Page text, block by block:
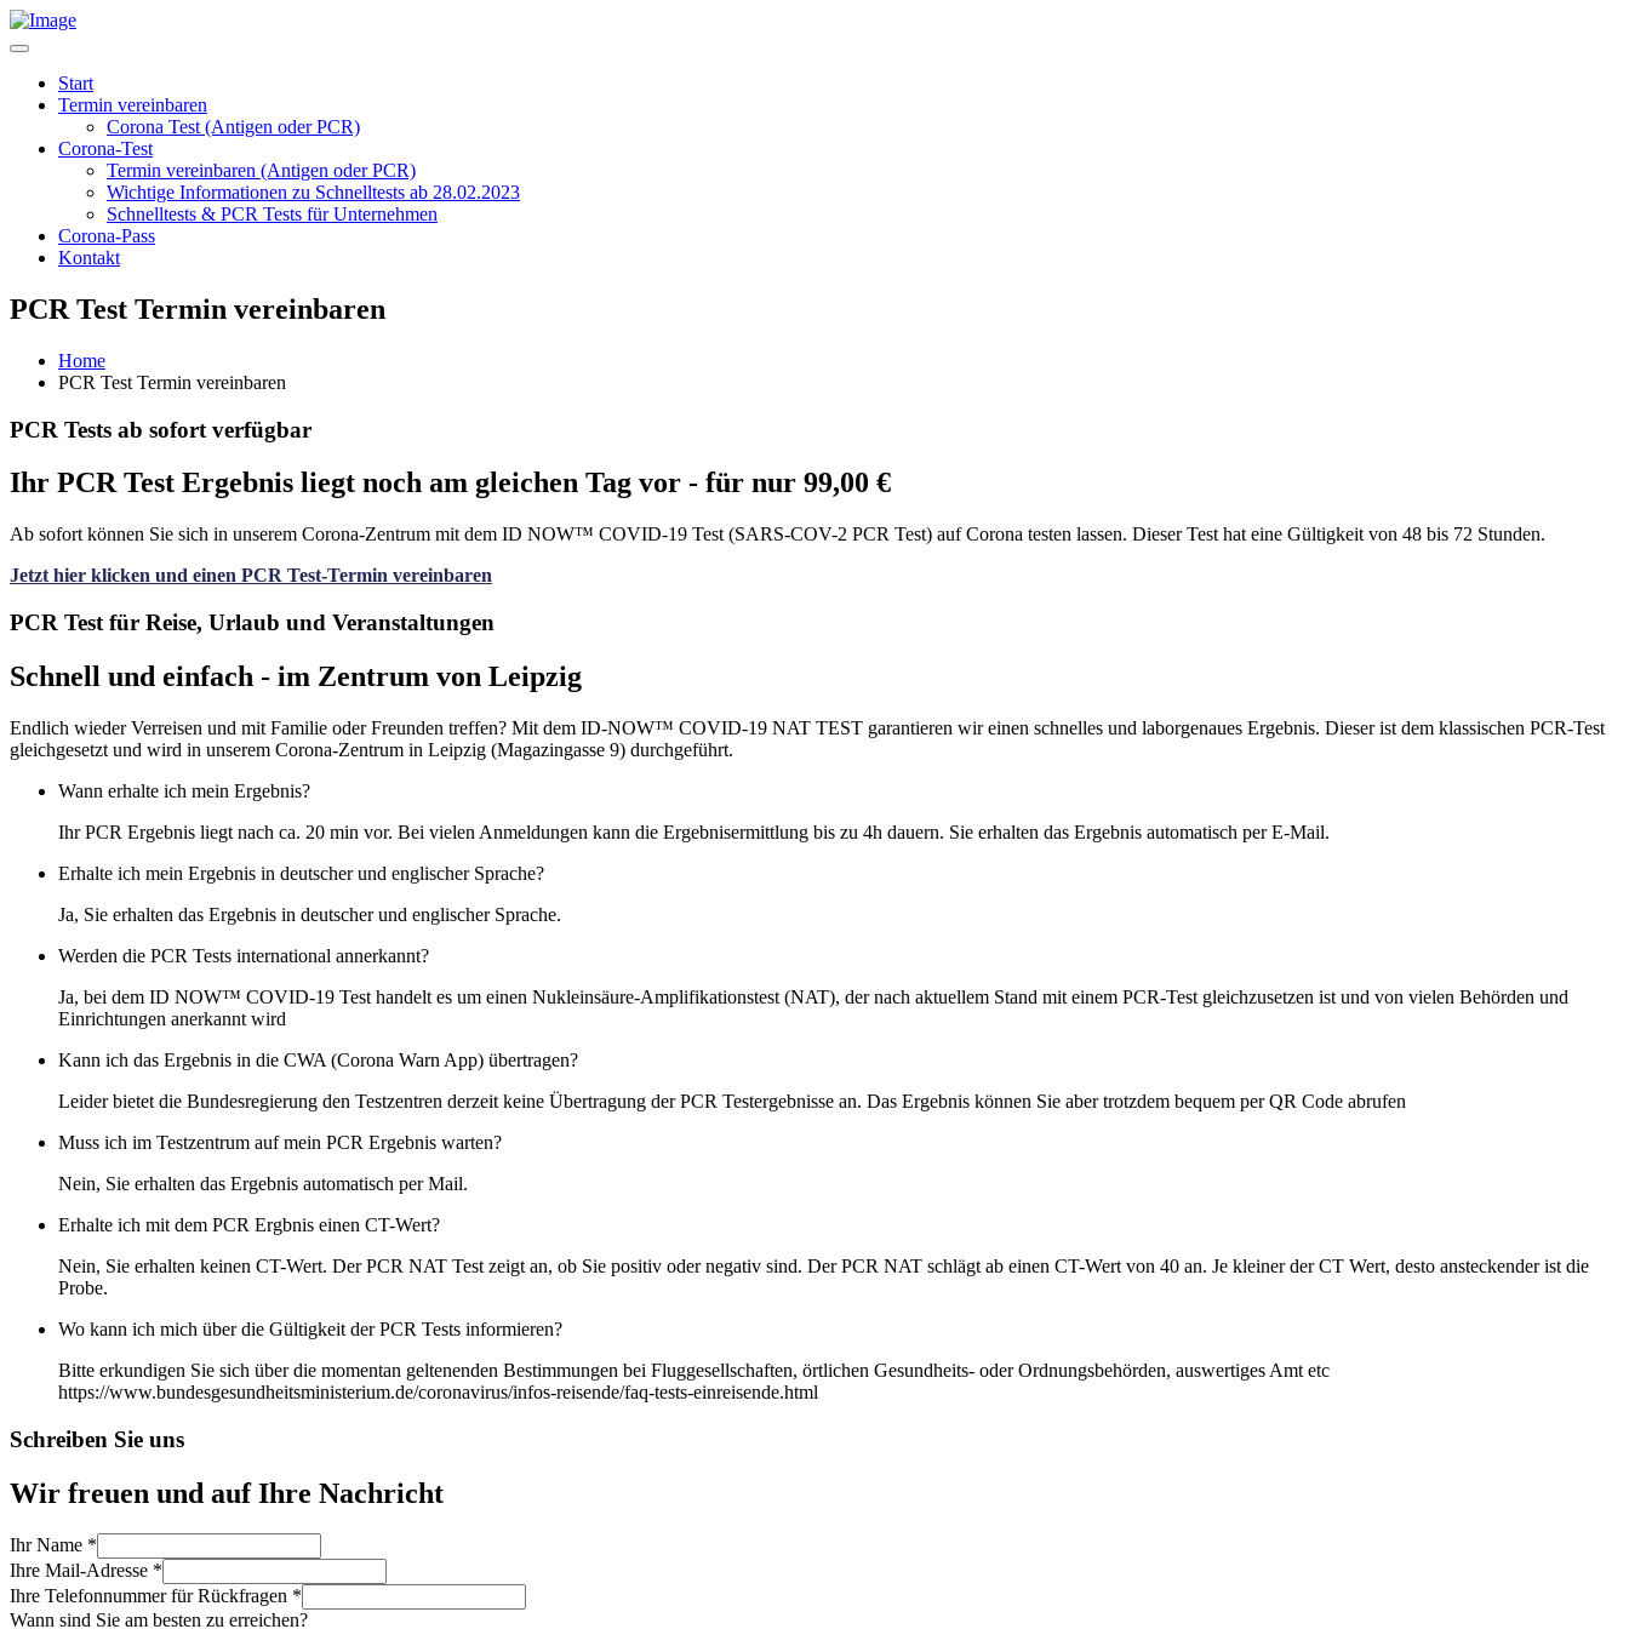
Start
Termin vereinbaren
Corona Test (Antigen oder PCR)
Corona-Test
Termin vereinbaren (Antigen oder PCR)
Wichtige Informationen zu Schnelltests ab 28.02.2023
Schnelltests & PCR Tests für Unternehmen
Corona-Pass
Kontakt
PCR Test Termin vereinbaren
Home
PCR Test Termin vereinbaren
PCR Tests ab sofort verfügbar
Ihr PCR Test Ergebnis liegt noch am gleichen Tag vor - für nur 99,00 €
Ab sofort können Sie sich in unserem Corona-Zentrum mit dem ID NOW™ COVID-19 Test (SARS-COV-2 PCR Test) auf Corona testen lassen. Dieser Test hat eine Gültigkeit von 48 bis 72 Stunden.
Jetzt hier klicken und einen PCR Test-Termin vereinbaren
PCR Test für Reise, Urlaub und Veranstaltungen
Schnell und einfach - im Zentrum von Leipzig
Endlich wieder Verreisen und mit Familie oder Freunden treffen? Mit dem ID-NOW™ COVID-19 NAT TEST garantieren wir einen schnelles und laborgenaues Ergebnis. Dieser ist dem klassischen PCR-Test
gleichgesetzt und wird in unserem Corona-Zentrum in Leipzig (Magazingasse 9) durchgeführt.
Wann erhalte ich mein Ergebnis?
Ihr PCR Ergebnis liegt nach ca. 20 min vor. Bei vielen Anmeldungen kann die Ergebnisermittlung bis zu 4h dauern. Sie erhalten das Ergebnis automatisch per E-Mail.
Erhalte ich mein Ergebnis in deutscher und englischer Sprache?
Ja, Sie erhalten das Ergebnis in deutscher und englischer Sprache.
Werden die PCR Tests international annerkannt?
Ja, bei dem ID NOW™ COVID-19 Test handelt es um einen Nukleinsäure-Amplifikationstest (NAT), der nach aktuellem Stand mit einem PCR-Test gleichzusetzen ist und von vielen Behörden und
Einrichtungen anerkannt wird
Kann ich das Ergebnis in die CWA (Corona Warn App) übertragen?
Leider bietet die Bundesregierung den Testzentren derzeit keine Übertragung der PCR Testergebnisse an. Das Ergebnis können Sie aber trotzdem bequem per QR Code abrufen
Muss ich im Testzentrum auf mein PCR Ergebnis warten?
Nein, Sie erhalten das Ergebnis automatisch per Mail.
Erhalte ich mit dem PCR Ergbnis einen CT-Wert?
Nein, Sie erhalten keinen CT-Wert. Der PCR NAT Test zeigt an, ob Sie positiv oder negativ sind. Der PCR NAT schlägt ab einen CT-Wert von 40 an. Je kleiner der CT Wert, desto ansteckender ist die
Probe.
Wo kann ich mich über die Gültigkeit der PCR Tests informieren?
Bitte erkundigen Sie sich über die momentan geltenenden Bestimmungen bei Fluggesellschaften, örtlichen Gesundheits- oder Ordnungsbehörden, auswertiges Amt etc
https://www.bundesgesundheitsministerium.de/coronavirus/infos-reisende/faq-tests-einreisende.html
Schreiben Sie uns
Wir freuen und auf Ihre Nachricht
Ihr Name *
Ihre Mail-Adresse *
Ihre Telefonnummer für Rückfragen *
Wann sind Sie am besten zu erreichen?